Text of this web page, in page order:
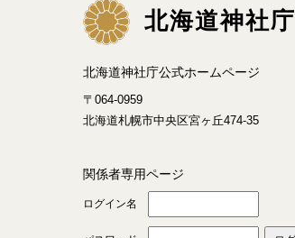
北海道神社庁
北海道神社庁公式ホームページ
〒064-0959
北海道札幌市中央区宮ヶ丘474-35
関係者専用ページ
ログイン名